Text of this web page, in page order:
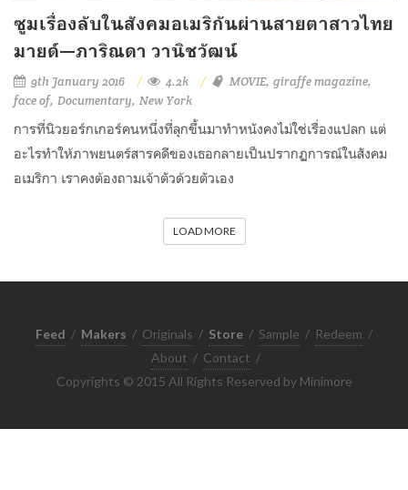
ซูมเรื่องลับในสังคมอเมริกันผ่านสายตาสาวไทย
มายด์—ภาริณดา วานิชวัฒน์
9th January 2016 4.2k MOVIE giraffe magazine
face of Documentary New York
การที่นิวยอร์กเกอร์คนหนึ่งที่ลุกขึ้นมาทำหนังคงไม่ใช่เรื่องแปลก แต่
อะไรทำให้ภาพยนตร์สารคดีของเธอกลายเป็นปรากฏการณ์ในสังคม
อเมริกา เราคงต้องถามเจ้าตัวด้วยตัวเอง
LOAD MORE
Feed / Makers / Originals / Store / Sample / Redeem /
About / Contact /
Copyrights © 2015 All Rights Reserved by Minimore